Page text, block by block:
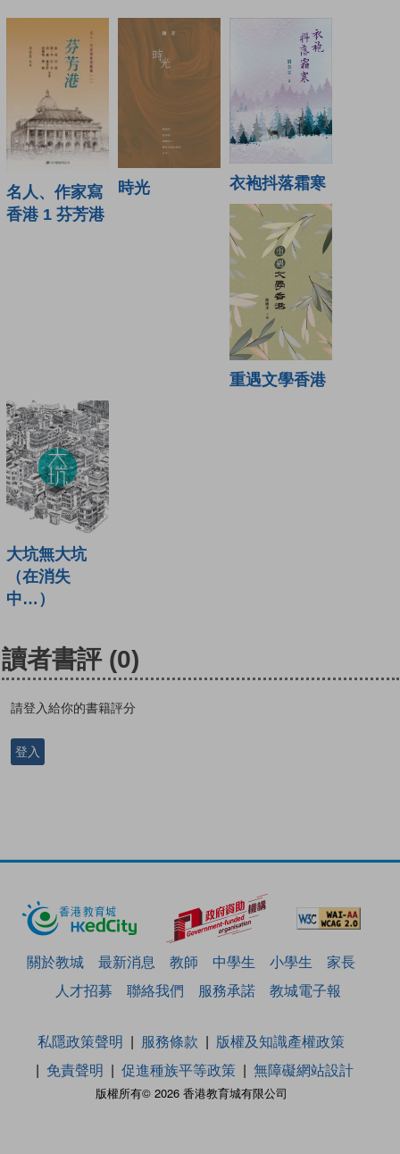
名人、作家寫
香港 1 芬芳港
時光 衣袍抖落霜寒
重遇文學香港
大坑無大坑
（在消失
中…）
讀者書評 (0)
請登入給你的書籍評分
登入
關於教城 最新消息 教師 中學生 小學生
家長
人才招募
聯絡我們 服務承諾 教城電子報
版權所有© 2026 香港教育城有限公司
私隱政策聲明 服務條款
版權及知識產權政策
免責聲明
促進種族平等政策 無障礙網站設計